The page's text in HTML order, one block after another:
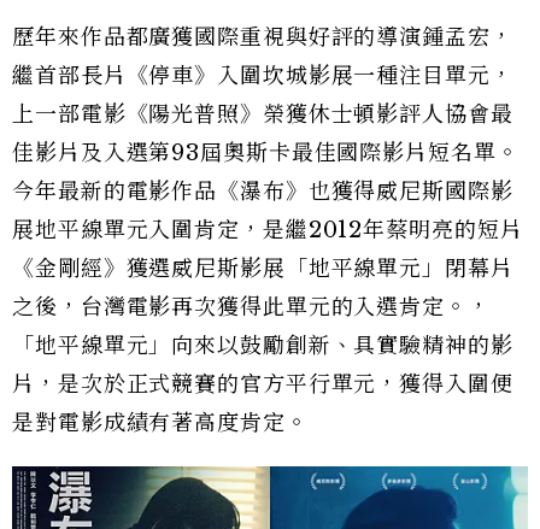
歷年來作品都廣獲國際重視與好評的導演鍾孟宏，
繼首部長片《停車》入圍坎城影展一種注目單元，
上一部電影《陽光普照》榮獲休士頓影評人協會最
佳影片及入選第93屆奧斯卡最佳國際影片短名單。
今年最新的電影作品《瀑布》也獲得威尼斯國際影
展地平線單元入圍肯定，是繼2012年蔡明亮的短片
《金剛經》獲選威尼斯影展「地平線單元」閉幕片
之後，台灣電影再次獲得此單元的入選肯定。，
「地平線單元」向來以鼓勵創新、具實驗精神的影
片，是次於正式競賽的官方平行單元，獲得入圍便
是對電影成績有著高度肯定。